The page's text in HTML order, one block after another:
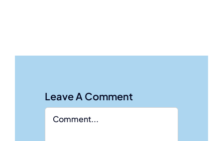
Leave A Comment
Comment